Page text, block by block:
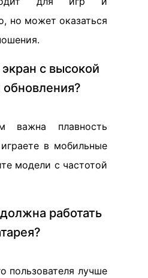
но может оказаться
с высокой
обновления?
плавность
в мобильные
модели с частотой
работать
пользователя лучше